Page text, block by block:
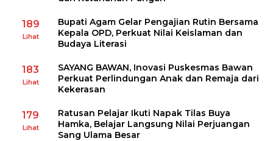
189
Lihat
Bupati Agam Gelar Pengajian Rutin Bersama
Kepala OPD, Perkuat Nilai Keislaman dan
Budaya Literasi
183
Lihat
SAYANG BAWAN, Inovasi Puskesmas Bawan
Perkuat Perlindungan Anak dan Remaja dari
Kekerasan
179
Lihat
Ratusan Pelajar Ikuti Napak Tilas Buya
Hamka, Belajar Langsung Nilai Perjuangan
Sang Ulama Besar